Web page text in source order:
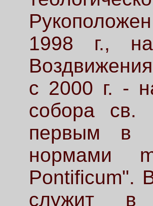
1998 г.,
с 2000 г. -
собора св.
первым в
нормами
Pontificum".
служит в